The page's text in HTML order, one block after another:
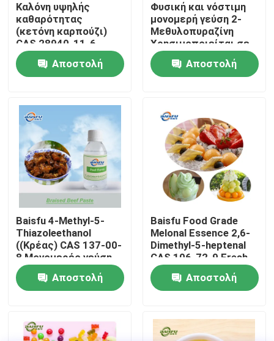
Προϊόντα
Βίντεο
Εμφάνιση VR
Σχετικά με εμάς
Επισκεψή εργοστασίου
Έλεγχος ποιότητας
Επικοινωνήστε μαζί μας
Γεύματα ουσιών τροφίμων
Καλόνη υψηλής
καθαρότητας
(κετόνη καρπούζι)
CAS 28940-11-6
Θαλάσσιο αρώμα
Συνθετικό συνθετικό
υδατικό σημείωμα
και καλλυντικά
Αποστολή
Φυσική και νόστιμη
μονομερή γεύση 2-
Μεθυλοπυραζίνη
Χρησιμοποιείται σε
αρτοποιικά, ψυχρά
ποτά, καπνόΑποστολή
Baisfu 4-Methyl-5-
Thiazoleethanol
((Κρέας) CAS 137-00-
8 Μονομερές γεύση,
ουσία
Αποστολή
Baisfu Food Grade
Melonal Essence 2,6-
Dimethyl-5-heptenal
CAS 106-72-9 Fresh
Melon Flavor για ποτά
και καθημερινό
άρωμα
Αποστολή